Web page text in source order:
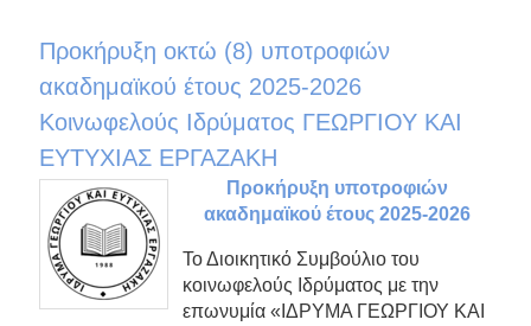
Προκήρυξη οκτώ (8) υποτροφιών
ακαδημαϊκού έτους 2025-2026
Kοινωφελούς Ιδρύματος ΓΕΩΡΓΙΟΥ ΚΑΙ
ΕΥΤΥΧΙΑΣ ΕΡΓΑΖΑΚΗ
Προκήρυξη υποτροφιών
ακαδημαϊκού έτους 2025-2026
Το Διοικητικό Συμβούλιο του
κοινωφελούς Ιδρύματος με την
επωνυμία «ΙΔΡΥΜΑ ΓΕΩΡΓΙΟΥ ΚΑΙ